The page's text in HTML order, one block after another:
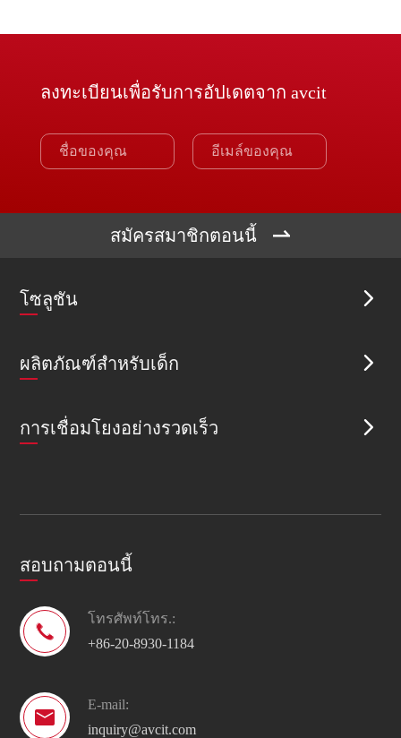
ลงทะเบียนเพื่อรับการอัปเดตจาก avcit
สมัครสมาชิกตอนนี้ 
โซลูชัน 
ผลิตภัณฑ์สำหรับเด็ก 
การเชื่อมโยงอย่างรวดเร็ว 
สอบถามตอนนี้

โทรศัพท์โทร.:
+86-20-8930-1184

E-mail:
inquiry@avcit.com